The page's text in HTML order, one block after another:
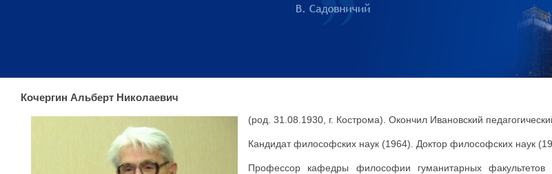
Кочергин Альберт Hиколаевич
(род. 31.08.1930, г. Кострома). Окончил Ивановский
Кандидат философских наук (1964). Доктор философских наук
Профессор кафедры философии гуманитарных факультетов